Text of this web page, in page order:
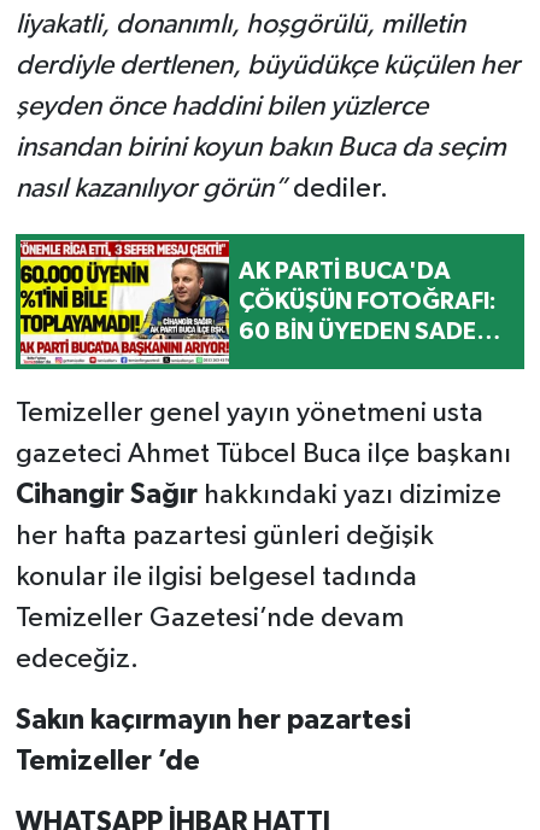
liyakatli, donanımlı, hoşgörülü, milletin
derdiyle dertlenen, büyüdükçe küçülen her
şeyden önce haddini bilen yüzlerce
insandan birini koyun bakın Buca da seçim
nasıl kazanılıyor görün”dediler.
AK PARTİ BUCA'DA
ÇÖKÜŞÜN FOTOĞRAFI:
60 BİN ÜYEDEN SADECE
Temizeller genel yayın yönetmeni usta
gazeteci Ahmet Tübcel Buca ilçe başkanı
Cihangir Sağırhakkındaki yazı dizimize
her hafta pazartesi günleri değişik
konular ile ilgisi belgesel tadında
Temizeller Gazetesi’nde devam
edeceğiz.
Sakın kaçırmayın her pazartesi
Temizeller ’de
WHATSAPP İHBAR HATTI